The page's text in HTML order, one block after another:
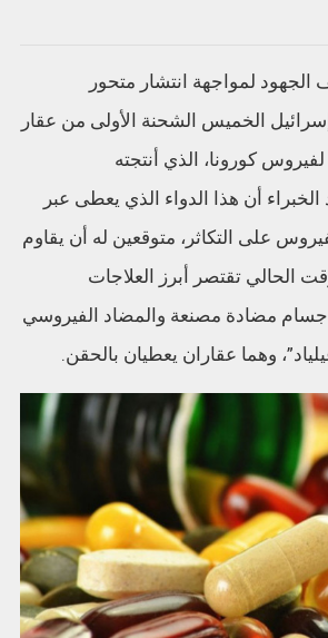
لمواجهة انتشار متحور
الخميس الشحنة الأولى من عقار
كورونا، الذي أنتجته
أن هذا الدواء الذي يعطى عبر
على التكاثر، متوقعين له أن يقاوم
الحالي تقتصر أبرز العلاجات
19 على أجسام مضادة مصنعة والمضاد الفيروسي
وهما عقاران يعطيان بالحقن.